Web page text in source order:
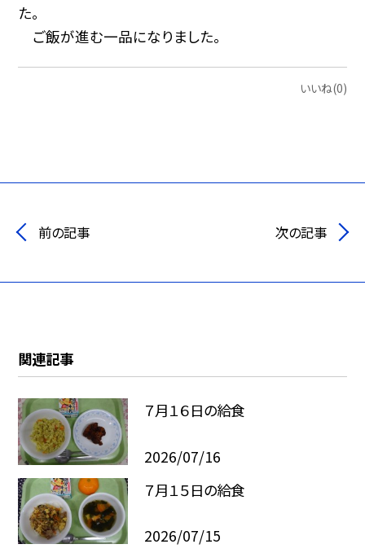
た。
ご飯が進む一品になりました。
いいね(0)
前の記事 次の記事
関連記事
７月１６日の給食
2026/07/16
７月１５日の給食
2026/07/15